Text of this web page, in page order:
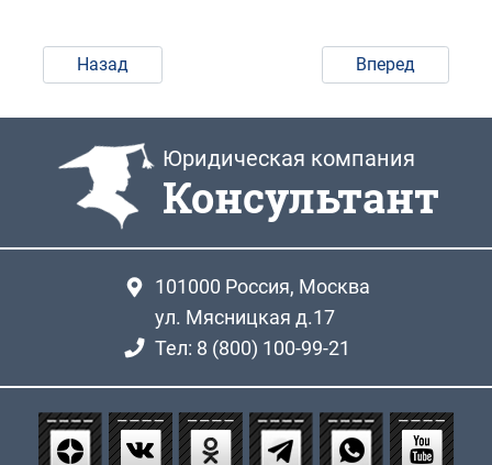
Назад Вперед
Юридическая компания
Консультант
101000 Россия, Москва
ул. Мясницкая д.17
Тел: 8 (800) 100-99-21